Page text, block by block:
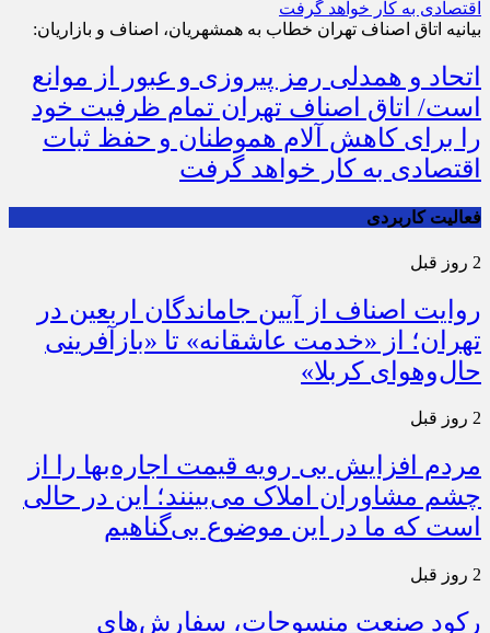
بیانیه اتاق اصناف تهران خطاب به همشهریان، اصناف و بازاریان:
اتحاد و همدلی رمز پیروزی و عبور از موانع
است/ اتاق اصناف تهران تمام ظرفیت خود
را برای کاهش آلام هموطنان و حفظ ثبات
اقتصادی به کار خواهد گرفت
فعالیت کاربردی
2 روز قبل
روایت اصناف از آیین جاماندگان اربعین در
تهران؛ از «خدمت عاشقانه» تا «بازآفرینی
حال‌وهوای کربلا»
2 روز قبل
مردم افزایش بی رویه قیمت اجاره‌بها را از
چشم مشاوران املاک می‌بینند؛ این در حالی
است که ما در این موضوع بی‌گناهیم
2 روز قبل
رکود صنعت منسوجات، سفارش‌های